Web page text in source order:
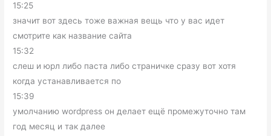
15:25
значит вот здесь тоже важная вещь что у вас идет
смотрите как название сайта
15:32
слеш и юрл либо паста либо страничке сразу вот хотя
когда устанавливается по
15:39
умолчанию wordpress он делает ещё промежуточно там
год месяц и так далее